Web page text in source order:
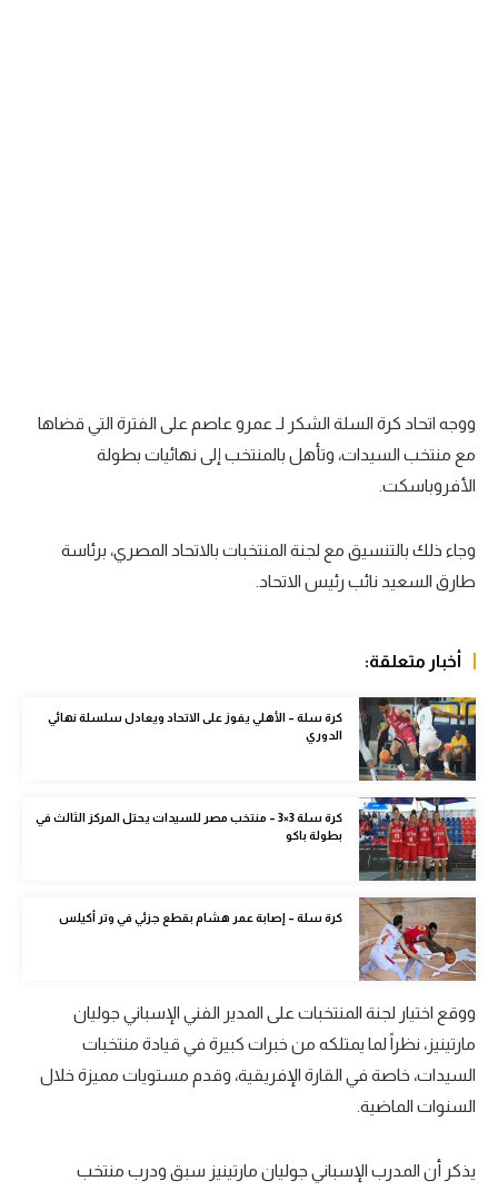
كرة السلة الأمريكية
كرة سلة
كرة طائرة
في المونديال
رياضة نسائية
آسيا
ركن الألعاب
أقسام خاصة
Gamers
ميركاتو
تحقيق في الجول
تقرير في الجول
تحليل في الجول
حكايات في الجول
ووجه اتحاد كرة السلة الشكر لـ عمرو عاصم على الفترة التي قضاها
مع منتخب السيدات، وتأهل بالمنتخب إلى نهائيات بطولة
الأفروباسكت.
وجاء ذلك بالتنسيق مع لجنة المنتخبات بالاتحاد المصري، برئاسة
طارق السعيد نائب رئيس الاتحاد.
أخبار متعلقة:
كرة سلة – الأهلي يفوز على الاتحاد ويعادل سلسلة نهائي
الدوري
كرة سلة 3×3 – منتخب مصر للسيدات يحتل المركز الثالث في
بطولة باكو
كرة سلة – إصابة عمر هشام بقطع جزئي في وتر أكيلس
ووقع اختيار لجنة المنتخبات على المدير الفني الإسباني جوليان
مارتينيز، نظراً لما يمتلكه من خبرات كبيرة في قيادة منتخبات
السيدات، خاصة في القارة الإفريقية، وقدم مستويات مميزة خلال
السنوات الماضية.
يذكر أن المدرب الإسباني جوليان مارتينيز سبق ودرب منتخب